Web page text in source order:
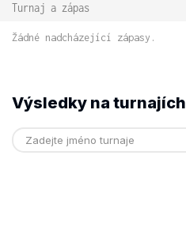
Turnaj a zápas
Žádné nadcházející zápasy.
Výsledky na turnajích